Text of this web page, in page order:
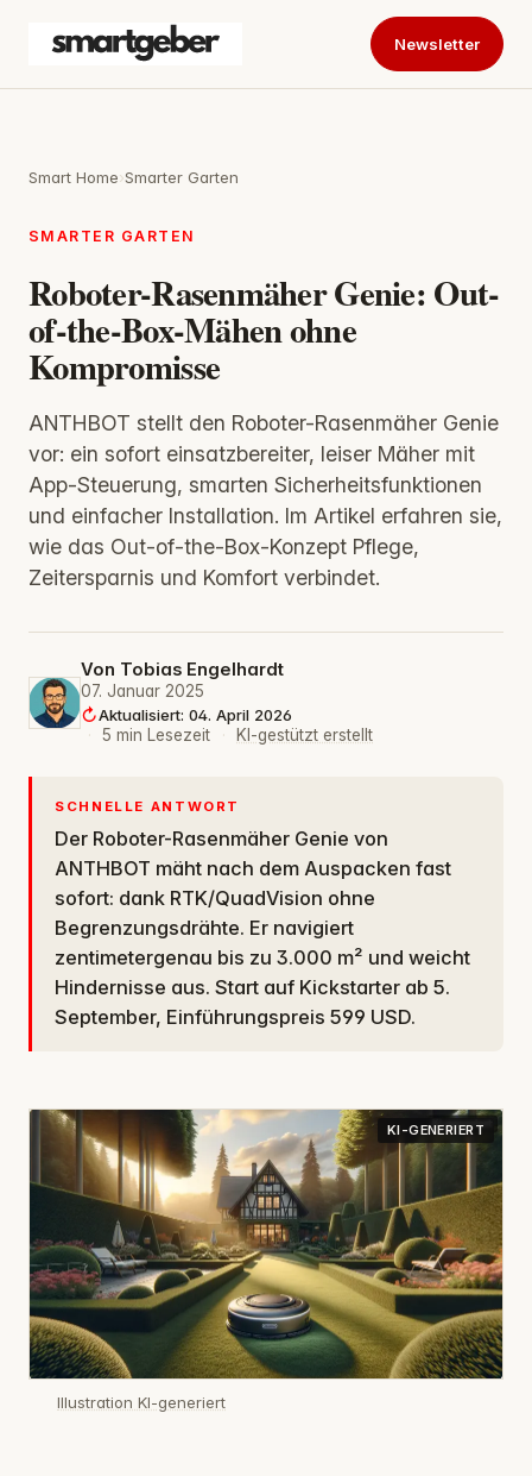
Newsletter
Smart Home›Smarter Garten
SMARTER GARTEN
Roboter-Rasenmäher Genie: Out-
of-the-Box-Mähen ohne
Kompromisse
ANTHBOT stellt den Roboter-Rasenmäher Genie
vor: ein sofort einsatzbereiter, leiser Mäher mit
App-Steuerung, smarten Sicherheitsfunktionen
und einfacher Installation. Im Artikel erfahren sie,
wie das Out-of-the-Box-Konzept Pflege,
Zeitersparnis und Komfort verbindet.
Von Tobias Engelhardt
07. Januar 2025
Aktualisiert: 04. April 2026
·
5 min Lesezeit · KI-gestützt erstellt
SCHNELLE ANTWORT
Der Roboter-Rasenmäher Genie von
ANTHBOT mäht nach dem Auspacken fast
sofort: dank RTK/QuadVision ohne
Begrenzungsdrähte. Er navigiert
zentimetergenau bis zu 3.000 m² und weicht
Hindernisse aus. Start auf Kickstarter ab 5.
September, Einführungspreis 599 USD.
KI-GENERIERT
Illustration KI-generiert